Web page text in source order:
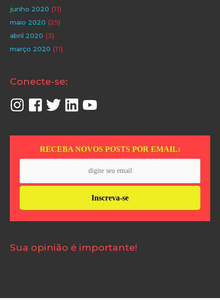
junho 2020 (11)
maio 2020 (25)
abril 2020 (3)
março 2020 (11)
Conecte-se:
RECEBA NOVOS POSTS POR EMAIL:
Sua opinião é importante!